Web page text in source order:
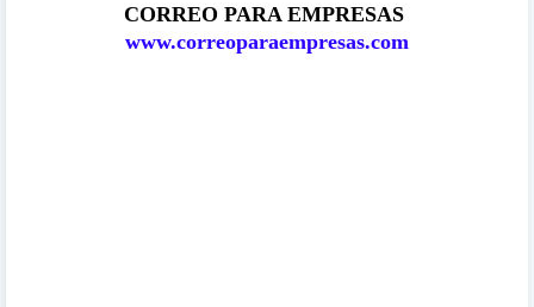
CORREO PARA EMPRESAS
www.correoparaempresas.com